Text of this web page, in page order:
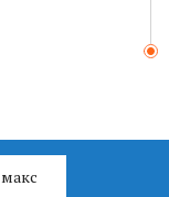
макс